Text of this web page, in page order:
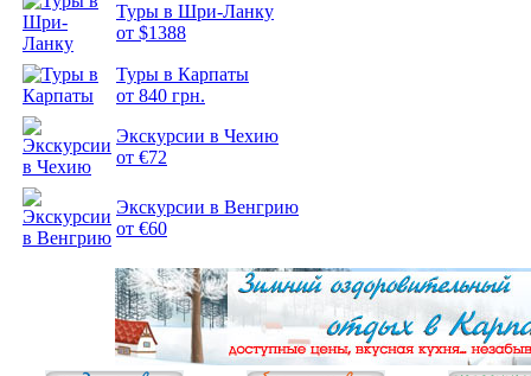
Туры в Шри-Ланку
от $1388
Туры в Карпаты
от 840 грн.
Экскурсии в Чехию
от €72
Экскурсии в Венгрию
от €60